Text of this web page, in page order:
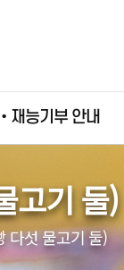
재능기부 안내
고기 둘)
다섯 물고기 둘)